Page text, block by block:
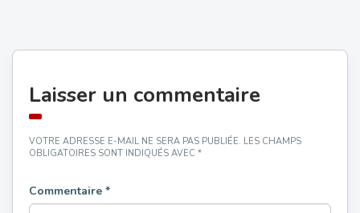
Laisser un commentaire
VOTRE ADRESSE E-MAIL NE SERA PAS PUBLIÉE. LES CHAMPS
OBLIGATOIRES SONT INDIQUÉS AVEC *
Commentaire *